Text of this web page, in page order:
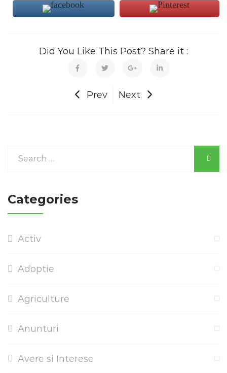
Did You Like This Post? Share it :
Prev Next
Categories
Activ
Adoptie
Agriculture
Anunturi
Avere si Interese